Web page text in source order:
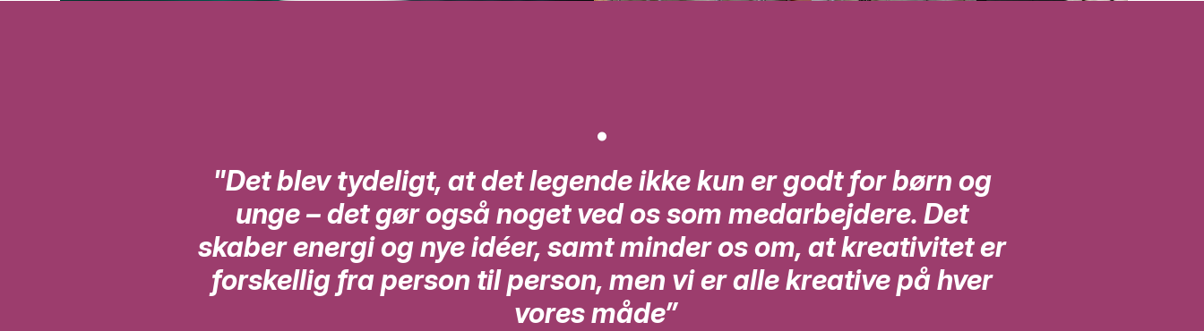
.
"Det blev tydeligt, at det legende ikke kun er godt for børn og
unge – det gør også noget ved os som medarbejdere. Det
skaber energi og nye idéer, samt minder os om, at kreativitet er
forskellig fra person til person, men vi er alle kreative på hver
vores måde”